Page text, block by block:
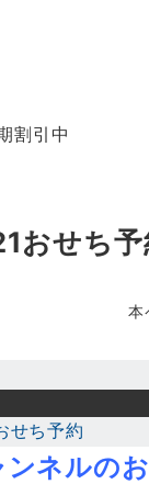
割引中
おせち予
本
せち予約
ネルの